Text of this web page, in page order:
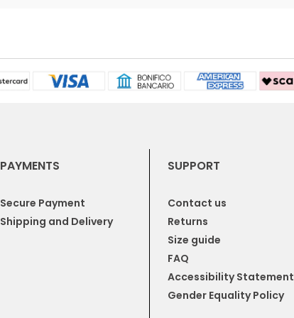
PAYMENTS
Secure Payment
Shipping and Delivery
SUPPORT
Contact us
Returns
Size guide
FAQ
Accessibility Statement
Gender Equality Policy